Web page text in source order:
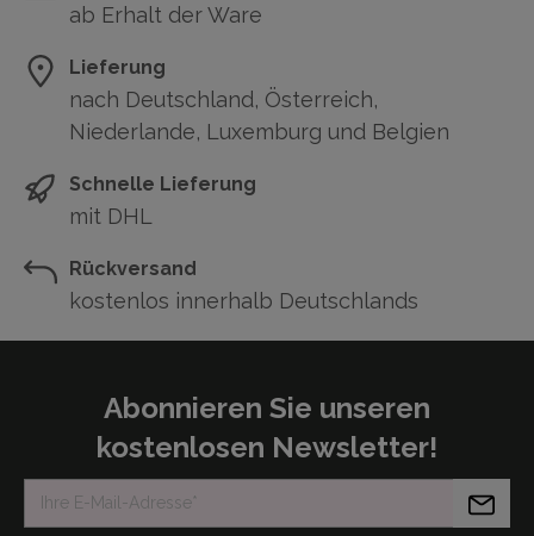
ab Erhalt der Ware
Lieferung
nach Deutschland, Österreich,
Niederlande, Luxemburg und Belgien
Schnelle Lieferung
mit DHL
Rückversand
kostenlos innerhalb Deutschlands
Abonnieren Sie unseren
kostenlosen Newsletter!